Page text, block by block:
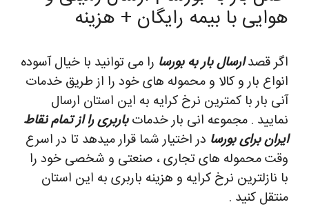
هوایی با بیمه رایگان + هزینه
اگر قصدارسال بار به بورسا را می توانید با خیال آسوده
انواع بار و کالا و محموله های خود را از طریق خدمات
آنی بار با کمترین نرخ کرایه به این استان ارسال
نمایید . مجموعه انی بار خدماتباربری را از تمام نقاط
ایران برای بورسا در اختیار شما قرار میدهد تا در اسرع
وقت محموله های تجاری ، صنعتی و شخصی خود را
با نازلترین نرخ کرایه و هزینه باربری به این استان
منتقل کنید .